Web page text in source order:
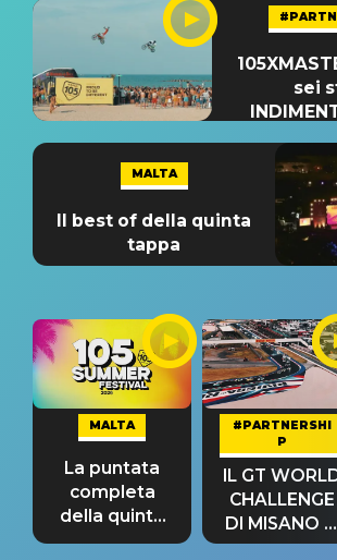
sei
MALTA
Il best of della quinta
tappa
MALTA
La puntata
completa
della quinta
tappa
#PARTNERSHI
P
IL GT
CHALLENGE
DI MISANO si
riconferma